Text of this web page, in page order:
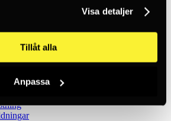
Visa detaljer
Tillåt alla
Anpassa